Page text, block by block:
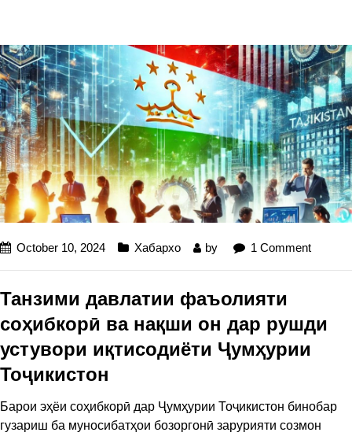
October 10, 2024 Хабархо by 1 Comment
Танзими давлатии фаъолияти
соҳибкорӣ ва нақши он дар рушди
устувори иқтисодиёти Ҷумҳурии
Тоҷикистон
Барои эҳёи соҳибкорӣ дар Ҷумҳурии Тоҷикистон бинобар
гузариш ба муносибатҳои бозоргонӣ зарурияти созмон